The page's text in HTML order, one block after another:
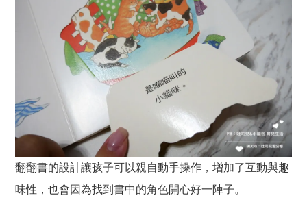
翻翻書的設計讓孩子可以親自動手操作，增加了互動與趣
味性，也會因為找到書中的角色開心好一陣子。